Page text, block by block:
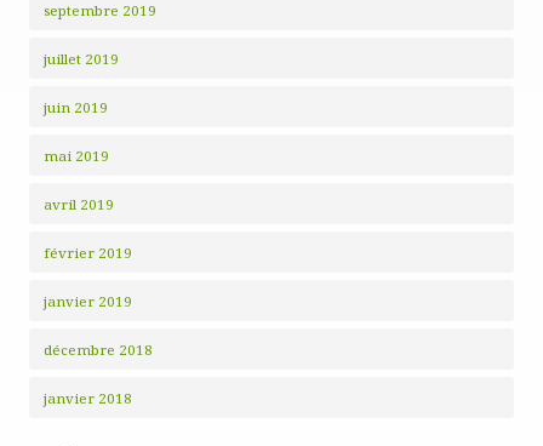
septembre 2019
juillet 2019
juin 2019
mai 2019
avril 2019
février 2019
janvier 2019
décembre 2018
janvier 2018